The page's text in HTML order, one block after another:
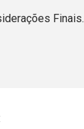
Finais.